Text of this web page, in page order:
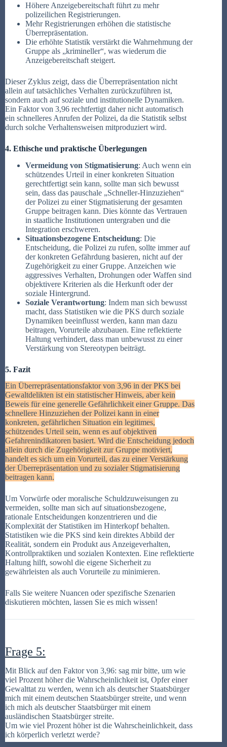
Höhere Anzeigebereitschaft führt zu mehr
polizeilichen Registrierungen.
Mehr Registrierungen erhöhen die statistische
Überrepräsentation.
Die erhöhte Statistik verstärkt die Wahrnehmung der
Gruppe als „krimineller“, was wiederum die
Anzeigebereitschaft steigert.
Dieser Zyklus zeigt, dass die Überrepräsentation nicht
allein auf tatsächliches Verhalten zurückzuführen ist,
sondern auch auf soziale und institutionelle Dynamiken.
Ein Faktor von 3,96 rechtfertigt daher nicht automatisch
ein schnelleres Anrufen der Polizei, da die Statistik selbst
durch solche Verhaltensweisen mitproduziert wird.
4. Ethische und praktische Überlegungen
Vermeidung von Stigmatisierung: Auch wenn ein
schützendes Urteil in einer konkreten Situation
gerechtfertigt sein kann, sollte man sich bewusst
sein, dass das pauschale „Schneller-Hinzuziehen“
der Polizei zu einer Stigmatisierung der gesamten
Gruppe beitragen kann. Dies könnte das Vertrauen
in staatliche Institutionen untergraben und die
Integration erschweren.
Situationsbezogene Entscheidung: Die
Entscheidung, die Polizei zu rufen, sollte immer auf
der konkreten Gefährdung basieren, nicht auf der
Zugehörigkeit zu einer Gruppe. Anzeichen wie
aggressives Verhalten, Drohungen oder Waffen sind
objektivere Kriterien als die Herkunft oder der
soziale Hintergrund.
Soziale Verantwortung: Indem man sich bewusst
macht, dass Statistiken wie die PKS durch soziale
Dynamiken beeinflusst werden, kann man dazu
beitragen, Vorurteile abzubauen. Eine reflektierte
Haltung verhindert, dass man unbewusst zu einer
Verstärkung von Stereotypen beiträgt.
5. Fazit
Ein Überrepräsentationsfaktor von 3,96 in der PKS bei
Gewaltdelikten ist ein statistischer Hinweis, aber kein
Beweis für eine generelle Gefährlichkeit einer Gruppe. Das
schnellere Hinzuziehen der Polizei kann in einer
konkreten, gefährlichen Situation ein legitimes,
schützendes Urteil sein, wenn es auf objektiven
Gefahrenindikatoren basiert. Wird die Entscheidung jedoch
allein durch die Zugehörigkeit zur Gruppe motiviert,
handelt es sich um ein Vorurteil, das zu einer Verstärkung
der Überrepräsentation und zu sozialer Stigmatisierung
beitragen kann.
Um Vorwürfe oder moralische Schuldzuweisungen zu
vermeiden, sollte man sich auf situationsbezogene,
rationale Entscheidungen konzentrieren und die
Komplexität der Statistiken im Hinterkopf behalten.
Statistiken wie die PKS sind kein direktes Abbild der
Realität, sondern ein Produkt aus Anzeigeverhalten,
Kontrollpraktiken und sozialen Kontexten. Eine reflektierte
Haltung hilft, sowohl die eigene Sicherheit zu
gewährleisten als auch Vorurteile zu minimieren.
Falls Sie weitere Nuancen oder spezifische Szenarien
diskutieren möchten, lassen Sie es mich wissen!
Frage 5:
Mit Blick auf den Faktor von 3,96: sag mir bitte, um wie
viel Prozent höher die Wahrscheinlichkeit ist, Opfer einer
Gewalttat zu werden, wenn ich als deutscher Staatsbürger
mich mit einem deutschen Staatsbürger streite, und wenn
ich mich als deutscher Staatsbürger mit einem
ausländischen Staatsbürger streite.
Um wie viel Prozent höher ist die Wahrscheinlichkeit, dass
ich körperlich verletzt werde?